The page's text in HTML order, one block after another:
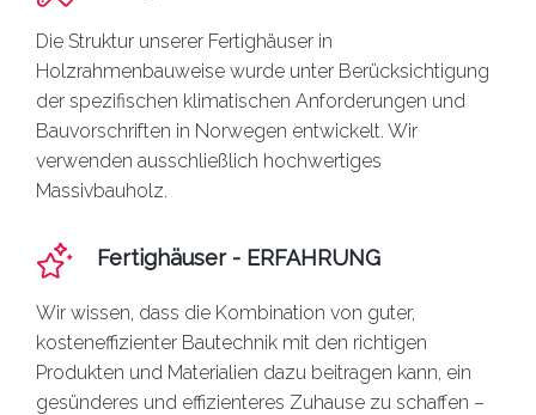
Die Struktur unserer Fertighäuser in
Holzrahmenbauweise wurde unter Berücksichtigung
der spezifischen klimatischen Anforderungen und
Bauvorschriften in Norwegen entwickelt. Wir
verwenden ausschließlich hochwertiges
Massivbauholz.
Fertighäuser - ERFAHRUNG
Wir wissen, dass die Kombination von guter,
kosteneffizienter Bautechnik mit den richtigen
Produkten und Materialien dazu beitragen kann, ein
gesünderes und effizienteres Zuhause zu schaffen –